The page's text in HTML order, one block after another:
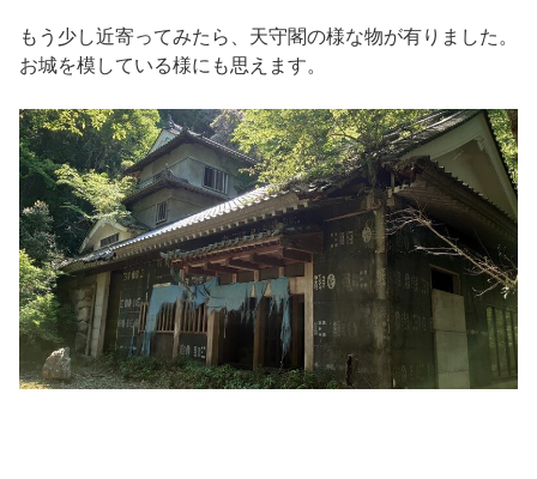
もう少し近寄ってみたら、天守閣の様な物が有りました。
お城を模している様にも思えます。